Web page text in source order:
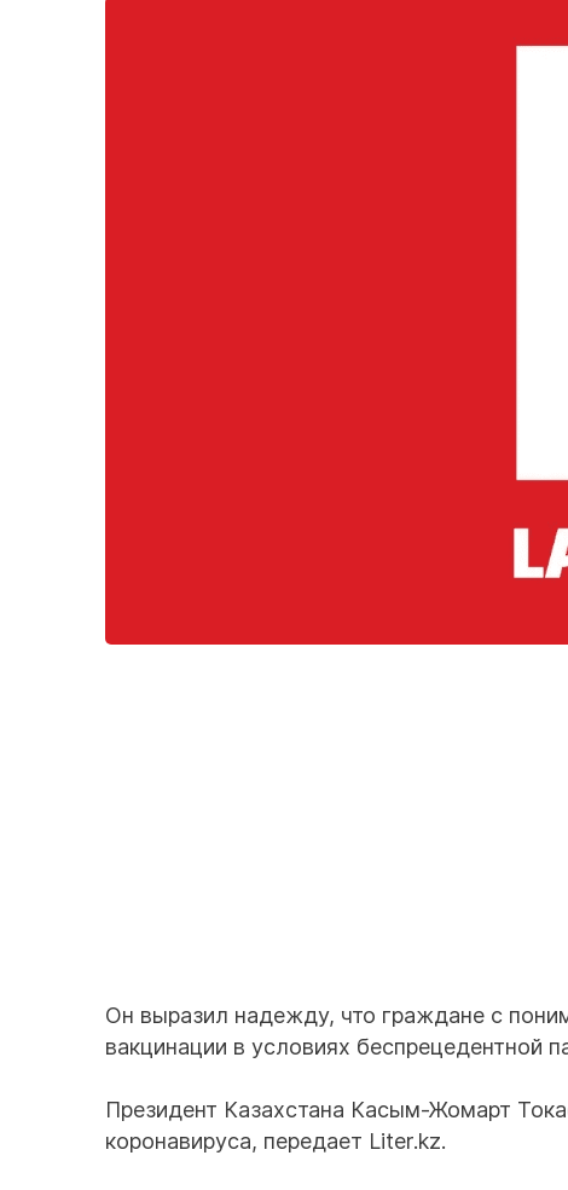
Он выразил надежду, что граждане с
вакцинации в условиях беспрецедентной
Президент Казахстана Касым-Жомарт
коронавируса, передает Liter.kz.